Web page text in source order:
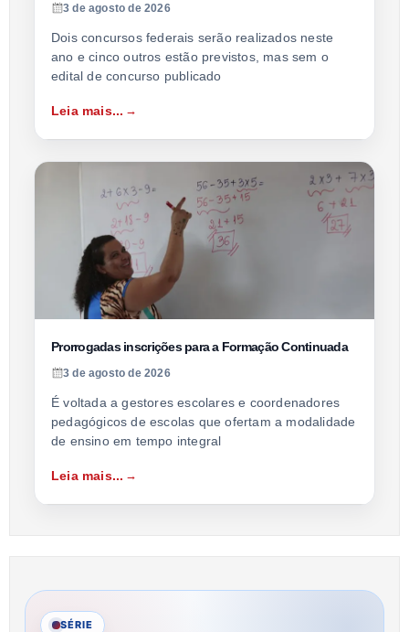
3 de agosto de 2026
Dois concursos federais serão realizados neste
ano e cinco outros estão previstos, mas sem o
edital de concurso publicado
Leia mais...
Prorrogadas inscrições para a Formação Continuada
3 de agosto de 2026
É voltada a gestores escolares e coordenadores
pedagógicos de escolas que ofertam a modalidade
de ensino em tempo integral
Leia mais...
SÉRIE